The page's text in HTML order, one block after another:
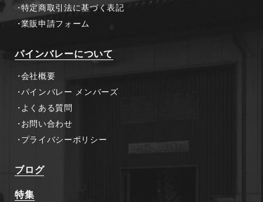
特定商取引法に基づく表記
業販申請フォーム
パインバレーについて
会社概要
パインバレー メンバーズ
よくある質問
お問い合わせ
プライバシーポリシー
ブログ
特集